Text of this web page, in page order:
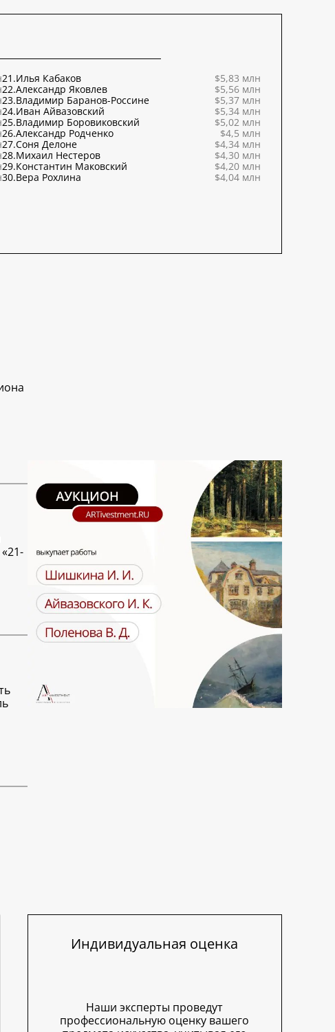
21.Илья Кабаков
$5,83 млн
22.Александр Яковлев
$5,56 млн
23.Владимир Баранов-Россине
$5,37 млн
24.Иван Айвазовский
$5,34 млн
25.Владимир Боровиковский
$5,02 млн
26.Александр Родченко
$4,5 млн
27.Соня Делоне
$4,34 млн
28.Михаил Нестеров
$4,30 млн
29.Константин Маковский
$4,20 млн
30.Вера Рохлина $4,04 млн
Индивидуальная оценка
Наши эксперты проведут
профессиональную оценку вашего